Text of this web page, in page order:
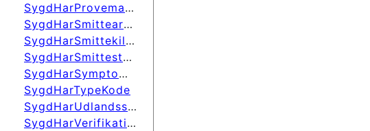
SygdHarProvematerialeKode
SygdHarSmittearbKode
SygdHarSmittekildeKode
SygdHarSmittestedKode
SygdHarSymptomerKode
SygdHarTypeKode
SygdHarUdlandssmitteKode
SygdHarVerifikationKode